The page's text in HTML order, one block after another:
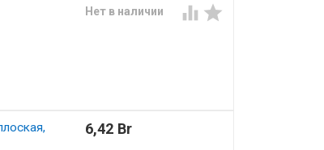
Нет в наличии  
6,42 Br